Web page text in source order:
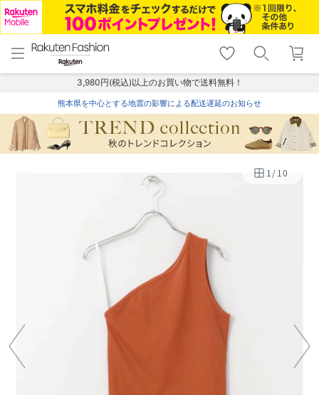
menu home
トップ
shopping_cart lock_outline
ログイン
3,980円(税込)以上のお買い物で送料無料！
熊本県を中心とする地震の影響による配送遅延のお知らせ
1/10